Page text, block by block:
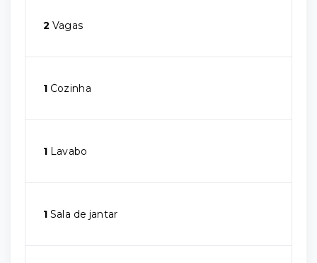
2 Vagas
1 Cozinha
1 Lavabo
1 Sala de jantar